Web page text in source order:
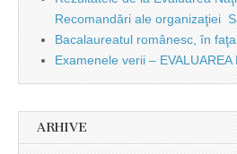
Recomandări ale organizaţiei
Bacalaureatul românesc, în
Examenele verii –
ARHIVE